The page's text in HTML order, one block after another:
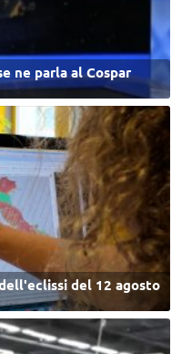
ne parla al Cospar
del 12 agosto